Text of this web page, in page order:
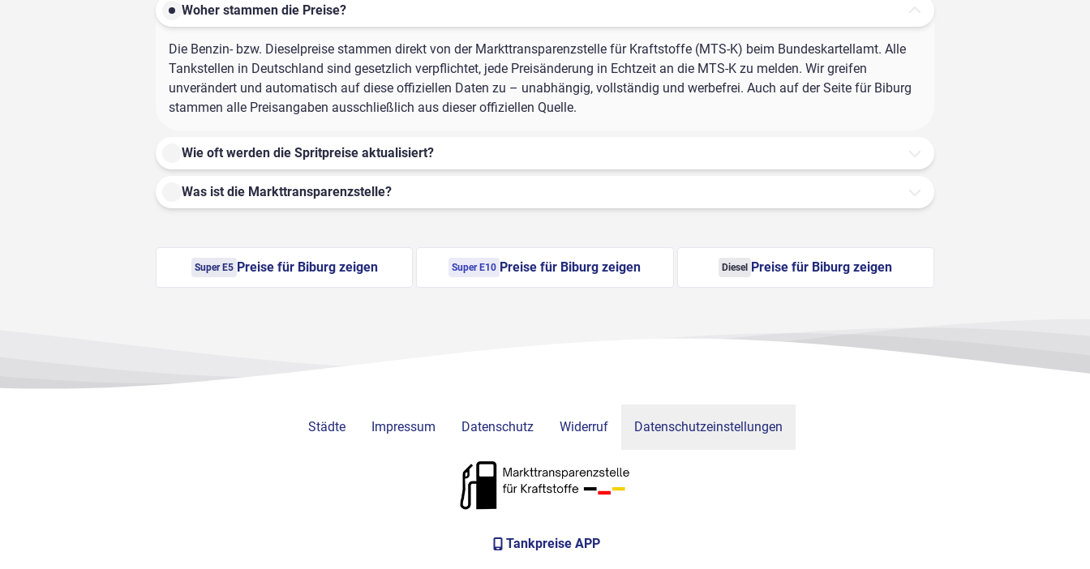
Woher stammen die Preise?
Die Benzin- bzw. Dieselpreise stammen direkt von der Markttransparenzstelle für Kraftstoffe (MTS-K) beim Bundeskartellamt. Alle
Tankstellen in Deutschland sind gesetzlich verpflichtet, jede Preisänderung in Echtzeit an die MTS-K zu melden. Wir greifen
unverändert und automatisch auf diese offiziellen Daten zu – unabhängig, vollständig und werbefrei. Auch auf der Seite für Biburg
stammen alle Preisangaben ausschließlich aus dieser offiziellen Quelle.
Wie oft werden die Spritpreise aktualisiert?
Was ist die Markttransparenzstelle?
Super E5 Preise für Biburg zeigen Super E10 Preise für Biburg zeigen Diesel Preise für Biburg zeigen
Städte Impressum Datenschutz Widerruf Datenschutzeinstellungen
Tankpreise APP